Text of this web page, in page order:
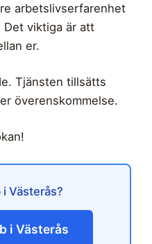
arbetslivserfarenhet
Det viktiga är att
er.
Tjänsten tillsätts
överenskommelse.
Västerås?
i Västerås